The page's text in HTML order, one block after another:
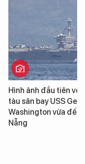
Hình ảnh đầu tiên về
tàu sân bay USS
Washington vừa đến
Nẵng